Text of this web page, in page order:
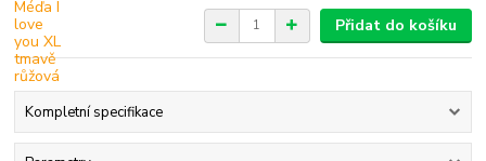
Přidat do košíku
Kompletní specifikace